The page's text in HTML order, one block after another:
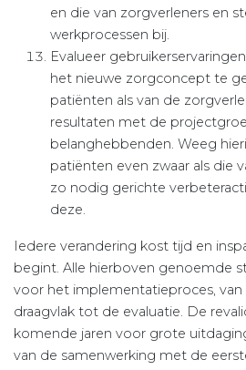
en die van zorgverleners en
werkprocessen bij.
Evalueer
het nieuwe zorgconcept te
patiënten als van de
resultaten met de
belanghebbenden. Weeg
patiënten even zwaar als die
zo nodig gerichte
deze.
Iedere verandering kost tijd en
begint. Alle hierboven genoemde
voor het implementatieproces, van
draagvlak tot de evaluatie. De
komende jaren voor grote
van de samenwerking met de